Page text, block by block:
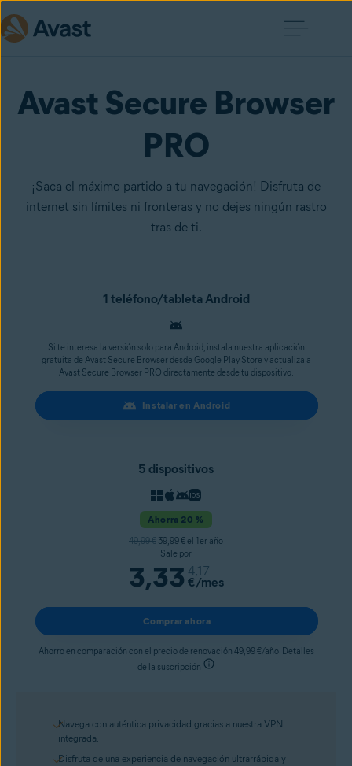
Avast Secure Browser
PRO
¡Saca el máximo partido a tu navegación! Disfruta de
internet sin límites ni fronteras y no dejes ningún rastro
tras de ti.
Navega con auténtica privacidad gracias a nuestra VPN
integrada.
Disfruta de una experiencia de navegación ultrarrápida y
1 teléfono/tableta Android
Si te interesa la versión solo para Android, instala nuestra aplicación
gratuita de Avast Secure Browser desde Google Play Store y actualiza a
Avast Secure Browser PRO directamente desde tu dispositivo.
Instalar en Android
5 dispositivos
Ahorra 20 %
49,99 € 39,99 € el 1er año
Sale por
3,33 4,17
€/mes
Comprar ahora
Ahorro en comparación con el precio de renovación 49,99 €/año. Detalles
de la suscripción